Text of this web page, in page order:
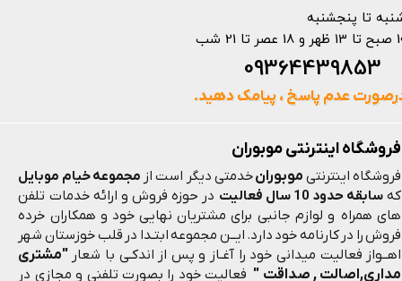
فروشگاه اینترنتی موبوران
فروشگاه اینترنتی موبورانخدمتی دیگر است از مجموعه خیام موبایل
که سابقه حدود 10 سال فعالیت
در حوزه فروش و ارائه خدمات تلفن
های همراه و لوازم جانبی برای مشتریان نهایی خود و همکاران خرده
فروش را در کارنامه خود دارد. ایــن مجموعه ابتـدا در قلب خوزستان شهر
اهــواز فعالیت میدانی خود را آغـاز و پس از اندکـی با شعار "مشتری
مداری,اصالت , صداقت " فعالیت خود را بصورت تلفنی و مجازی در
تا پنجشنبه
تا 21 شب
عدم پاسخ ، پیامک دهید.